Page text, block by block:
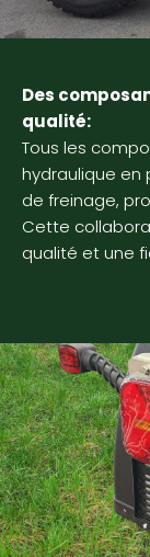
Des
qualité:
Tous les
hydraulique
de freinage,
Cette
qualité et une